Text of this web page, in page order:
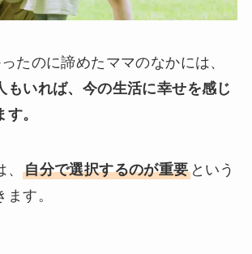
たのに諦めたママのなかには、
もいれば、今の生活に幸せを感じ
。
、自分で選択するのが重要という
す。